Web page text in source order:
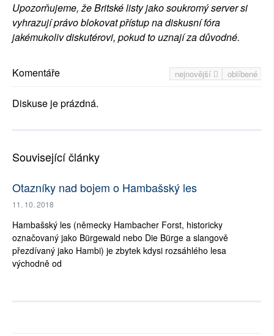
Upozorňujeme, že Britské listy jako soukromý server si
vyhrazují právo blokovat přístup na diskusní fóra
jakémukoliv diskutérovi, pokud to uznají za důvodné.
nejnovější oblíbené
Komentáře
Diskuse je prázdná.
Související články
Otazníky nad bojem o Hambašský les
11. 10. 2018
Hambašský les (německy Hambacher Forst, historicky
označovaný jako Bürgewald nebo Die Bürge a slangově
přezdívaný jako Hambi) je zbytek kdysi rozsáhlého lesa
východně od